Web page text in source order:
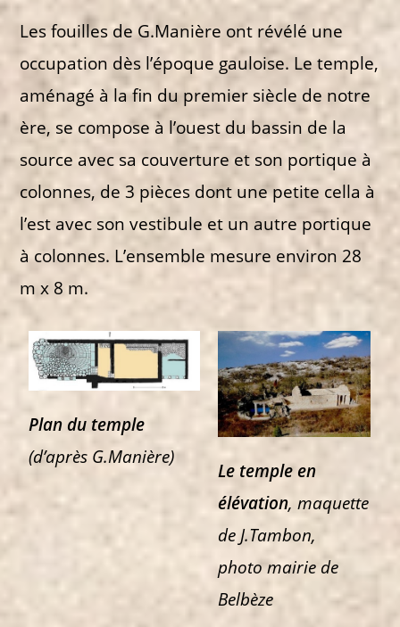
Les fouilles de G.Manière ont révélé une
occupation dès l’époque gauloise. Le temple,
aménagé à la fin du premier siècle de notre
ère, se compose à l’ouest du bassin de la
source avec sa couverture et son portique à
colonnes, de 3 pièces dont une petite cella à
l’est avec son vestibule et un autre portique
à colonnes. L’ensemble mesure environ 28
m x 8 m.
Plan du temple
(d’après G.Manière)
Le temple en
élévation, maquette
de J.Tambon,
photo mairie de
Belbèze